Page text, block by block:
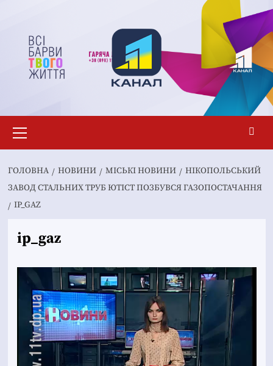
вмісту
меню
ГОЛОВНА НОВИНИ MІСЬКІ НОВИНИ
НІКОПОЛЬСЬКИЙ
ЗАВОД СТАЛЬНИХ ТРУБ ЮТІСТ ПОЗБУВСЯ ГАЗОПОСТАЧАННЯ
IP_GAZ
ip_gaz
Відеопрогравач